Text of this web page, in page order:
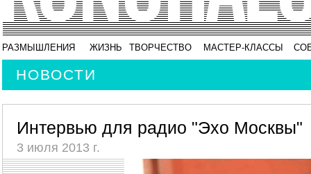
РАЗМЫШЛЕНИЯ ЖИЗНЬ ТВОРЧЕСТВО МАСТЕР-КЛАССЫ
НОВОСТИ
Интервью для радио "Эхо Москвы"
3 июля 2013 г.